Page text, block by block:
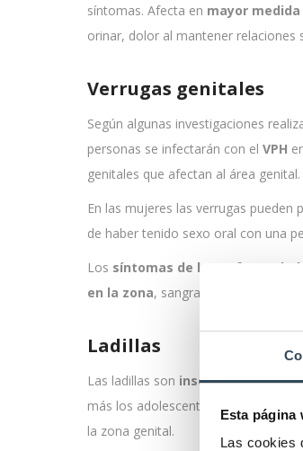
Esta página
Las cookies
síntomas. Afecta en mayor
orinar, dolor al mantener relaciones
Verrugas genitales
Según algunas investigaciones
personas se infectarán con el VPH
genitales que afectan al área genital.
En las mujeres las verrugas pueden
de haber tenido sexo oral con una
Los síntomas de las
en la zona, sangrado al mantener
Ladillas
Las ladillas son insectosde
más los adolescentes que se
la zona genital.